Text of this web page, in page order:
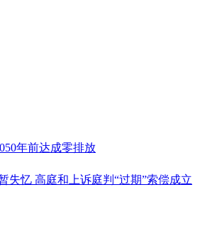
年前达成零排放
失忆 高庭和上诉庭判“过期”索偿成立